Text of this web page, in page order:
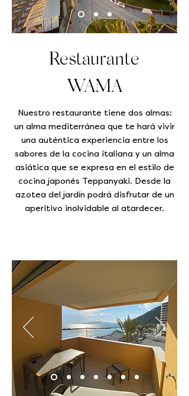
Restaurante
WAMA
Nuestro restaurante tiene dos almas:
un alma mediterránea que te hará vivir
una auténtica experiencia entre los
sabores de la cocina italiana y un alma
asiática que se expresa en el estilo de
cocina japonés Teppanyaki. Desde la
azotea del jardín podrá disfrutar de un
aperitivo inolvidable al atardecer.